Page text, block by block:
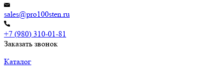
sales@pro100sten.ru
+7 (980) 310-01-81
Заказать звонок
Каталог